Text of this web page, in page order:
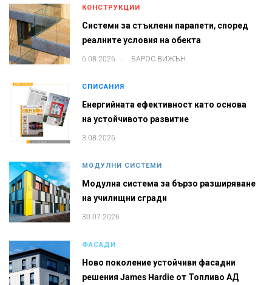
КОНСТРУКЦИИ
Системи за стъклени парапети, според
реалните условия на обекта
6.08.2026 . БАРОС ВИЖЪН
СПИСАНИЯ
Енергийната ефективност като основа
на устойчивото развитие
3.08.2026
МОДУЛНИ СИСТЕМИ
Модулна система за бързо разширяване
на училищни сгради
30.07.2026
ФАСАДИ
Ново поколение устойчиви фасадни
решения James Hardie от Топливо АД